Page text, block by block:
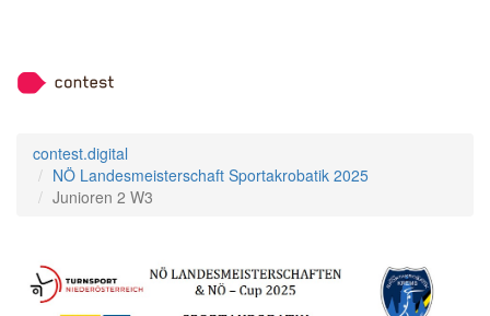
contest.digital
NÖ Landesmeisterschaft Sportakrobatik 2025
Junioren 2 W3